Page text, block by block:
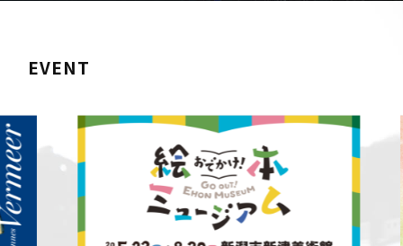
EVENT